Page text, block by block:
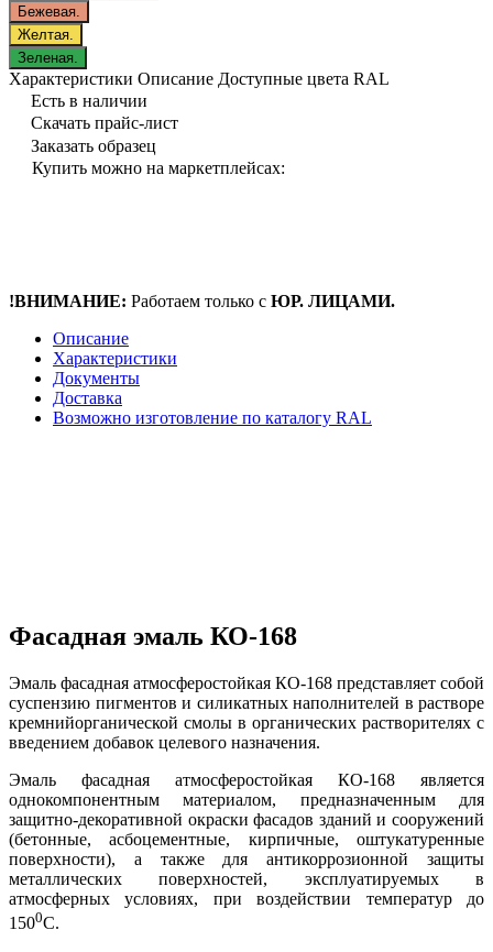
Бежевая.
Желтая.
Зеленая.
Характеристики Описание Доступные цвета RAL
Есть в наличии
Скачать прайс-лист
Заказать образец
Купить можно на маркетплейсах:
!ВНИМАНИЕ: Работаем только с ЮР. ЛИЦАМИ.
Описание
Характеристики
Документы
Доставка
Возможно изготовление по каталогу RAL
Фасадная эмаль КО-168
Эмаль фасадная атмосферостойкая КО-168 представляет собой
суспензию пигментов и силикатных наполнителей в растворе
кремнийорганической смолы в органических растворителях с
введением добавок целевого назначения.
Эмаль фасадная атмосферостойкая КО-168 является
однокомпонентным материалом, предназначенным для
защитно-декоративной окраски фасадов зданий и сооружений
(бетонные, асбоцементные, кирпичные, оштукатуренные
поверхности), а также для антикоррозионной защиты
металлических поверхностей, эксплуатируемых в
атмосферных условиях, при воздействии температур до
1500С.